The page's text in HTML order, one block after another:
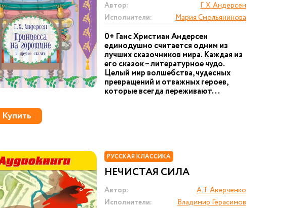
Автор:
Г. Х. Андерсен
Исполнители:
Мария Смольянинова
0+ Ганс Христиан Андерсен
единодушно считается одним из
лучших сказочников мира. Каждая из
его сказок – литературное чудо.
Целый мир волшебства, чудесных
превращений и отважных героев,
которые всегда переживают...
Купить
РУССКАЯ КЛАССИКА
НЕЧИСТАЯ СИЛА
Автор:
А.Т. Аверченко
Исполнители:
Владимир Герасимов